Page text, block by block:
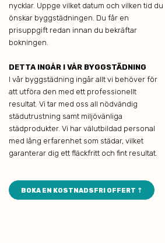
nycklar. Uppge vilket datum och vilken tid du
önskar byggstädningen. Du får en
prisuppgift redan innan du bekräftar
bokningen.
DETTA INGÅR I VÅR BYGGSTÄDNING
I vår byggstädning ingår allt vi behöver för
att utföra den med ett professionellt
resultat. Vi tar med oss all nödvändig
städutrustning samt miljövänliga
städprodukter. Vi har välutbildad personal
med lång erfarenhet som städar, vilket
garanterar dig ett fläckfritt och fint resultat.
BOKA EN KOSTNADSFRI OFFERT ⇡